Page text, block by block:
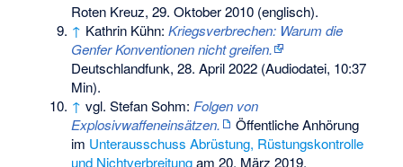
Roten Kreuz, 29. Oktober 2010 (englisch).
↑ Kathrin Kühn:Kriegsverbrechen: Warum die
Genfer Konventionen nicht greifen.
Deutschlandfunk, 28. April 2022 (Audiodatei, 10:37
Min).
↑ vgl. Stefan Sohm: Folgen von
Explosivwaffeneinsätzen.
Öffentliche Anhörung
im Unterausschuss Abrüstung, Rüstungskontrolle
und Nichtverbreitungam 20. März 2019.